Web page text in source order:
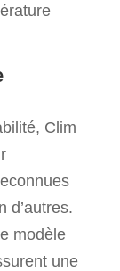
Clim
d’autres.
modèle
une